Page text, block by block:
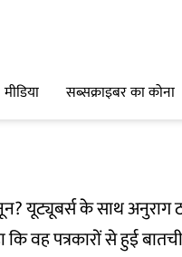
मीडिया सब्सक्राइबर का कोना
यूट्यूबर्स के साथ
कि वह पत्रकारों से हुई